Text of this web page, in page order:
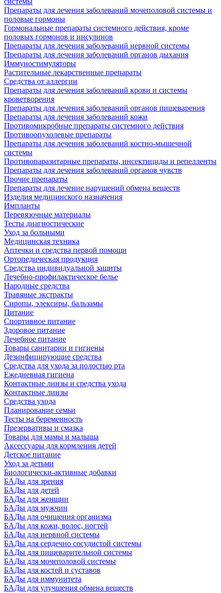
Препараты для лечения заболеваний мочеполовой системы и
половые гормоны
Гормональные препараты системного действия, кроме
половых гормонов и инсулинов
Препараты для лечения заболеваний нервной системы
Препараты для лечения заболеваний органов дыхания
Иммуностимуляторы
Растительные лекарственные препараты
Средства от аллергии
Препараты для лечения заболеваний крови и системы
кроветворения
Препараты для лечения заболеваний органов пищеварения
Препараты для лечения заболеваний кожи
Противомикробные препараты системного действия
Противоопухолевые препараты
Препараты для лечения заболеваний костно-мышечной
системы
Противопаразитарные препараты, инсектициды и репелленты
Препараты для лечения заболеваний органов чувств
Прочие препараты
Препараты для лечение нарушений обмена веществ
Изделия медицинского назначения
Импланты
Перевязочные материалы
Тесты диагностические
Уход за больными
Медицинская техника
Аптечки и средства первой помощи
Ортопедическая продукция
Средства индивидуальной защиты
Лечебно-профилактическое белье
Народные средства
Травяные экстракты
Сиропы, элексиры, бальзамы
Питание
Спортивное питание
Здоровое питание
Лечебное питание
Товары санитарии и гигиены
Дезинфицирующие средства
Средства для ухода за полостью рта
Ежедневная гигиена
Контактные линзы и средства ухода
Контактные линзы
Средства ухода
Планирование семьи
Тесты на беременность
Презервативы и смазка
Товары для мамы и малыша
Аксессуары для кормления детей
Детское питание
Уход за детьми
Биологически-активные добавки
БАДы для зрения
БАДы для детей
БАДы для женщин
БАДы для мужчин
БАДы для очищения организма
БАДы для кожи, волос, ногтей
БАДы для нервной системы
БАДы для сердечно сосудистой системы
БАДы для пищеварительной системы
БАДы для мочеполовой системы
БАДы для костей и суставов
БАДы для иммунитета
БАДы для улучшения обмена веществ